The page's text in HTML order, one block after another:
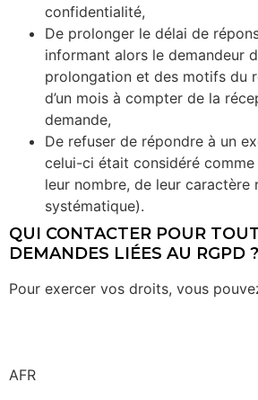
confidentialité,
De prolonger le délai de
informant alors le demandeur
prolongation et des motifs du
d’un mois à compter de la
demande,
De refuser de répondre à un
celui-ci était considéré
leur nombre, de leur caractère
systématique).
QUI CONTACTER POUR
DEMANDES LIÉES AU RGPD ?
Pour exercer vos droits, vous
AFR